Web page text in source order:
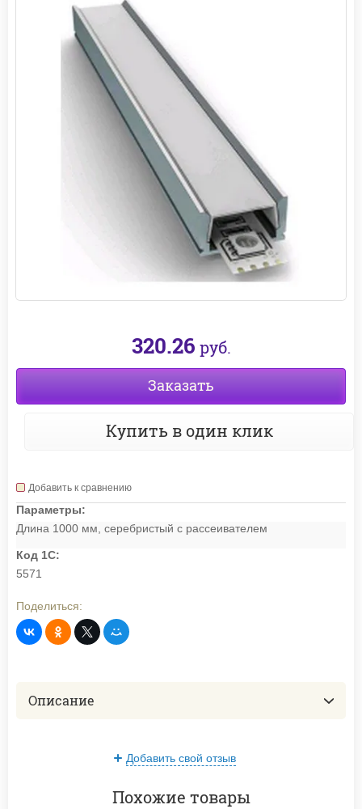
320.26 руб.
Заказать
Купить в один клик
Добавить к сравнению
Параметры:
Длина 1000 мм, серебристый с рассеивателем
Код 1С:
5571
Поделиться:
Описание
Добавить свой отзыв
Похожие товары